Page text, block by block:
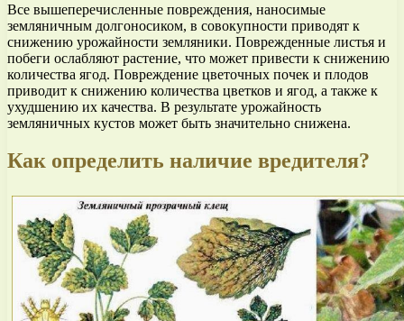
Все вышеперечисленные повреждения, наносимые
земляничным долгоносиком, в совокупности приводят к
снижению урожайности земляники. Поврежденные листья и
побеги ослабляют растение, что может привести к снижению
количества ягод. Повреждение цветочных почек и плодов
приводит к снижению количества цветков и ягод, а также к
ухудшению их качества. В результате урожайность
земляничных кустов может быть значительно снижена.
Как определить наличие вредителя?